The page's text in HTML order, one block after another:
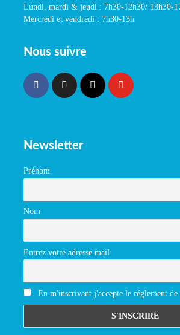
Lundi, mardi & jeudi : 7h30-12h30/ 13h30-
Mercredi et vendredi : 7h30-13h
Nous suivre
Newsletter
Prénom
Nom
Entrez votre adresse mail
En m'inscrivant j'accepte le réglement de